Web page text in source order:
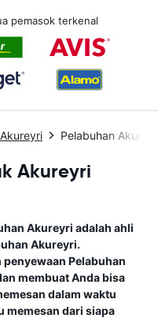
pemasok terkenal
Pelabuhan
Akureyri
Akureyri adalah ahli
Akureyri.
penyewaan Pelabuhan
membuat Anda bisa
dalam waktu
memesan dari siapa